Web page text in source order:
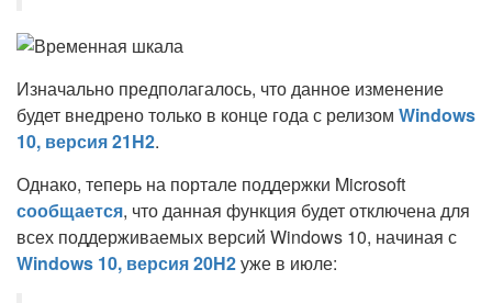
Изначально предполагалось, что данное изменение
будет внедрено только в конце года с релизом Windows
10, версия 21H2.
Однако, теперь на портале поддержки Microsoft
сообщается, что данная функция будет отключена для
всех поддерживаемых версий Windows 10, начиная с
Windows 10, версия 20H2уже в июле: